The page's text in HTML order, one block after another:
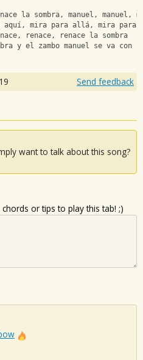
la sombra, manuel, manuel,
aquí, mira para allá, mira
renace, renace la sombra
y el zambo manuel se va con
Send feedback
want to talk about this song?
or tips to play this tab! ;)